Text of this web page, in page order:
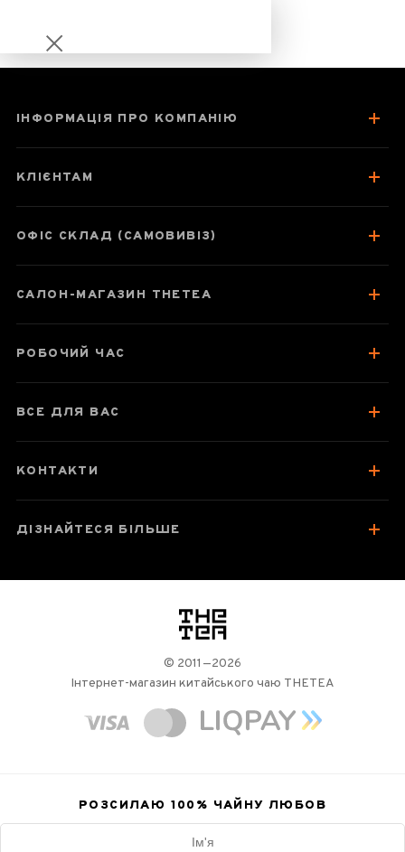
Чайник 350 мл
Паспорт товару
ІНФОРМАЦІЯ ПРО КОМПАНІЮ
КЛІЄНТАМ
ОФІС СКЛАД (САМОВИВІЗ)
САЛОН-МАГАЗИН THETEA
РОБОЧИЙ ЧАС
ВСЕ ДЛЯ ВАС
КОНТАКТИ
ДІЗНАЙТЕСЯ БІЛЬШЕ
логотип
© 2011—2026
Інтернет-магазин китайського чаю THETEA
РОЗСИЛАЮ 100% ЧАЙНУ ЛЮБОВ